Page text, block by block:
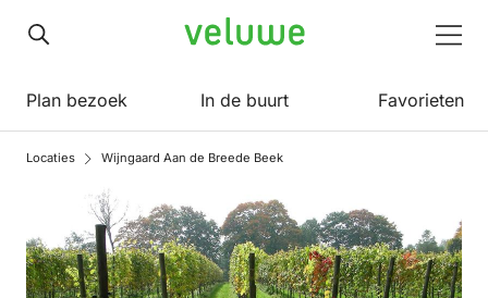
Veluwe
Plan bezoek In de buurt Favorieten
Locaties Wijngaard Aan de Breede Beek